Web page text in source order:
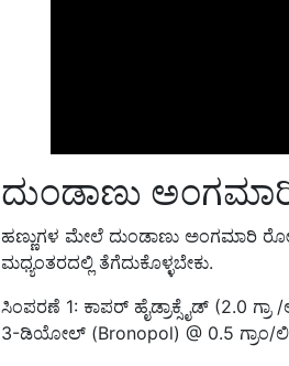
ದುಂಡಾಣು
ಹಣ್ಣುಗಳ ಮೇಲೆ ದುಂಡಾಣು ಅಂಗಮಾರಿ
ಮಧ್ಯಂತರದಲ್ಲಿ ತೆಗೆದುಕೊಳ್ಳಬೇಕು.
ಸಿಂಪರಣೆ 1: ಕಾಪರ್ ಹೈಡ್ರಾಕ್ಸೈಡ್ (2.0
3-ಡಿಯೋಲ್ (Bronopol) @ 0.5 ಗ್ರಾಂ/
ಸಿಂಪರಣೆ 2: ಕಾರ್ಬೆಂಡಾಜಿಮ್ (1 ಗ್ರಾಂ/ಲೀ)